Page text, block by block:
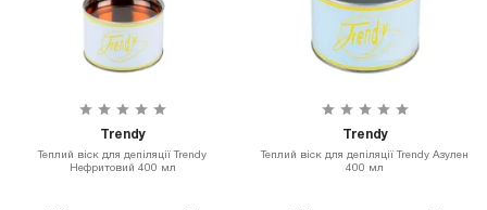
Trendy
Теплий віск для депіляції Trendy
Нефритовий 400 мл
Trendy
Теплий віск для депіляції Trendy Азулен
400 мл